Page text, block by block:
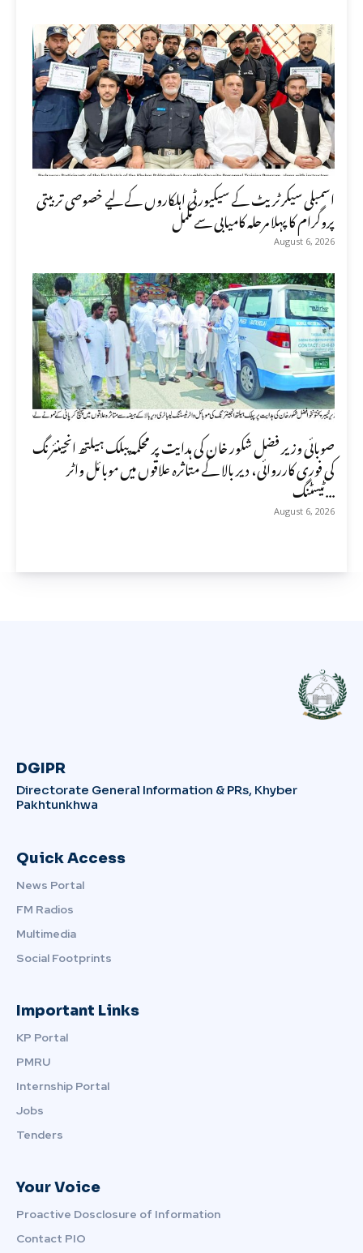
اسمبلی سیکرٹریٹ کے سیکیورٹی اہلکاروں کے لیے خصوصی تربیتی
پروگرام کا پہلا مرحلہ کامیابی سے مکمل
August 6, 2026
صوبائی وزیر فضل شکور خان کی ہدایت پر محکمہ پبلک ہیلتھ انجینئرنگ
کی فوری کارروائی، دیر بالا کے متاثرہ علاقوں میں موبائل واٹر
ٹیسٹنگ...
August 6, 2026
DGIPR
Directorate General Information & PRs, Khyber
Pakhtunkhwa
Quick Access
News Portal
FM Radios
Multimedia
Social Footprints
Important Links
KP Portal
PMRU
Internship Portal
Jobs
Tenders
Your Voice
Proactive Dosclosure of Information
Contact PIO